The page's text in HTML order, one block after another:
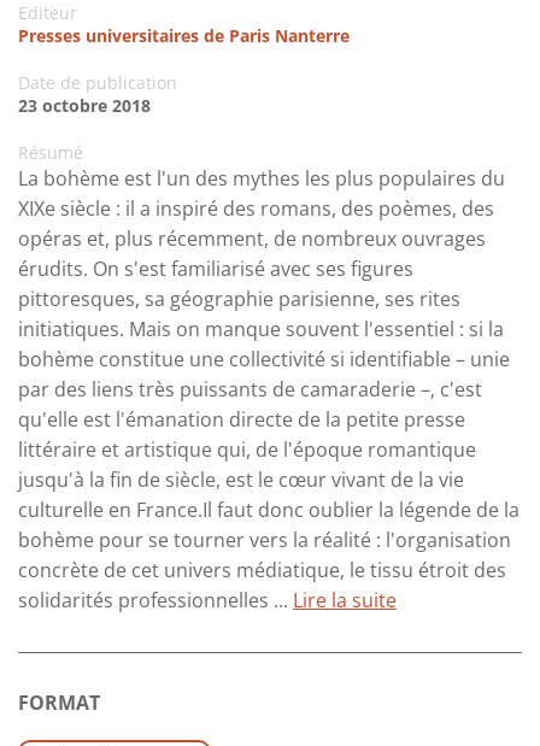
Editeur
Presses universitaires de Paris Nanterre
Date de publication
23 octobre 2018
Résumé
La bohème est l'un des mythes les plus populaires du
XIXe siècle : il a inspiré des romans, des poèmes, des
opéras et, plus récemment, de nombreux ouvrages
érudits. On s'est familiarisé avec ses figures
pittoresques, sa géographie parisienne, ses rites
initiatiques. Mais on manque souvent l'essentiel : si la
bohème constitue une collectivité si identifiable – unie
par des liens très puissants de camaraderie –, c'est
qu'elle est l'émanation directe de la petite presse
littéraire et artistique qui, de l'époque romantique
jusqu'à la fin de siècle, est le cœur vivant de la vie
culturelle en France.Il faut donc oublier la légende de la
bohème pour se tourner vers la réalité : l'organisation
concrète de cet univers médiatique, le tissu étroit des
solidarités professionnelles ... Lire la suite
FORMAT